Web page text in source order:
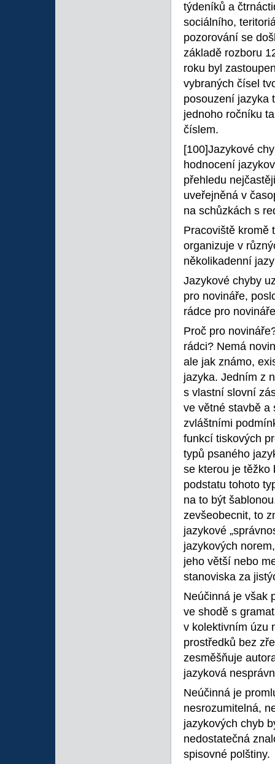
týdeníků a
sociálního,
pozorování se
základě rozboru
roku byl
vybraných čísel
posouzení jazyka
jednoho ročníku
číslem.
[100]Jazykové
hodnocení
přehledu
uveřejněná v
na schůzkách s
Pracoviště kromě
organizuje v
několikadenní
Jazykové chyby
pro novináře,
rádce pro
Proč pro
rádci? Nemá
ale jak známo,
jazyka. Jedním z
s vlastní slovní
ve větné stavbě a
zvláštními
funkcí tiskových
typů psaného
se kterou je těžko
podstatu tohoto
na to být
zevšeobecnit, to
jazykové
jazykových
jeho větší nebo
stanoviska za
Neúčinná je však
ve shodě s
v kolektivním úzu
prostředků bez
zesměšňuje
jazyková
Neúčinná je
nesrozumitelná,
jazykových chyb
nedostatečná
spisovné polštiny.